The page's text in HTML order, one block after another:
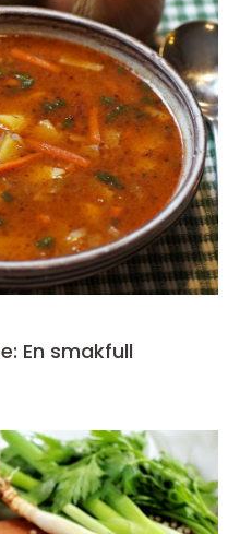
En smakfull